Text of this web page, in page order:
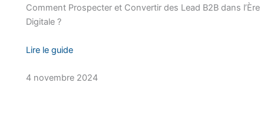
Comment Prospecter et Convertir des Lead B2B dans l’Ère
Digitale ?
Lire le guide
4 novembre 2024